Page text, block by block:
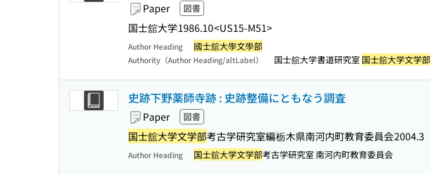
Paper 図書
国士舘大学1986.10<US15-M51>
Author Heading 國士舘大學文學部
Authority（Author Heading/altLabel） 国士舘大学書道研究室 国士舘大学文学部
史跡下野薬師寺跡 : 史跡整備にともなう調査
Paper 図書
国士舘大学文学部考古学研究室編栃木県南河内町教育委員会2004.3
Author Heading 国士舘大学文学部考古学研究室 南河内町教育委員会